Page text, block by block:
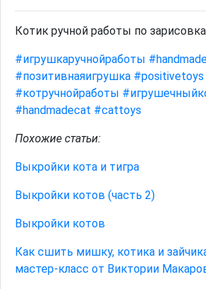
Котик ручной работы по
#игрушкаручнойработы
#позитивнаяигрушка #positivetoys
#котручнойработы
#handmadecat #cattoys
Похожие статьи:
Выкройки кота и тигра
Выкройки котов (часть 2)
Выкройки котов
Как сшить мишку, котика и
мастер-класс от Виктории